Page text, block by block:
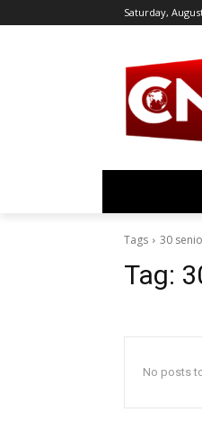
Saturday,
Tags 30
Tag:
No posts